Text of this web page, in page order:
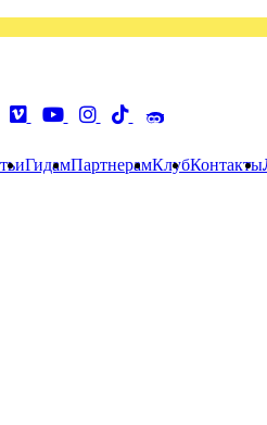
ГидамПартнерамКлубКонтакты